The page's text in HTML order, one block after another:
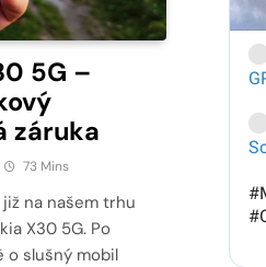
5G –
záruka
73 Mins
na našem trhu
X30 5G. Po
o slušný mobil